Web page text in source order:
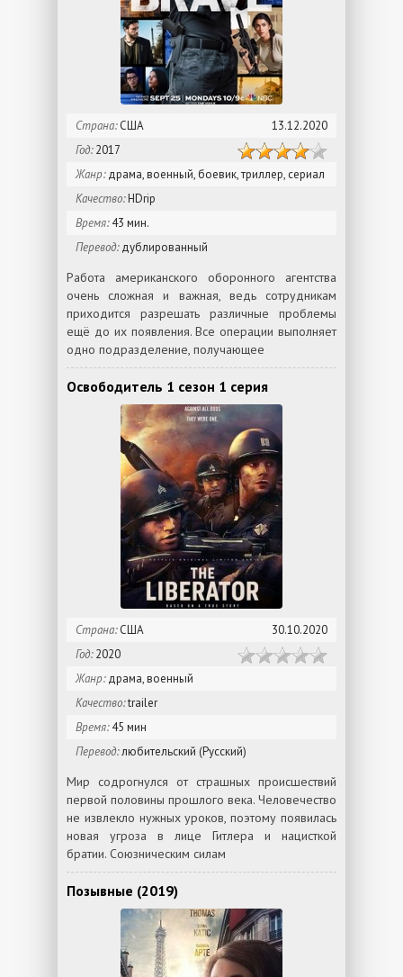
Страна:США
13.12.2020
Год:2017
Жанр:драма, военный, боевик, триллер, сериал
Качество:HDrip
Время:43 мин.
Перевод:дублированный
Работа американского оборонного агентства
очень сложная и важная, ведь сотрудникам
приходится разрешать различные проблемы
ещё до их появления. Все операции выполняет
одно подразделение, получающее
Освободитель 1 сезон 1 серия
Страна:США
30.10.2020
Год:2020
Жанр:драма, военный
Качество:trailer
Время:45 мин
Перевод:любительский (Русский)
Мир содрогнулся от страшных происшествий
первой половины прошлого века. Человечество
не извлекло нужных уроков, поэтому появилась
новая угроза в лице Гитлера и нацисткой
братии. Союзническим силам
Позывные (2019)